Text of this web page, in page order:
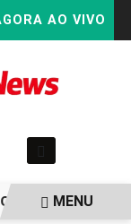
AO VIVO
ESTEVE
MENU